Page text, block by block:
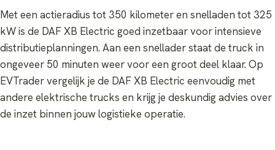
Met een actieradius tot 350 kilometer en snelladen tot 325
kW is de DAF XB Electric goed inzetbaar voor intensieve
distributieplanningen. Aan een snellader staat de truck in
ongeveer 50 minuten weer voor een groot deel klaar. Op
EVTrader vergelijk je de DAF XB Electric eenvoudig met
andere elektrische trucks en krijg je deskundig advies over
de inzet binnen jouw logistieke operatie.